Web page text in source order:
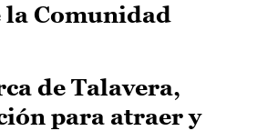
la Comunidad
de Talavera,
para atraer y